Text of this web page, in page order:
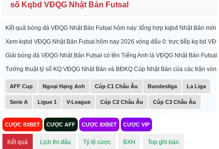
số Kqbd VĐQG Nhật Bản Futsal
Kết quả bóng đá VĐQG Nhật Bản Futsal hôm nay: tổng hợp kqbđ Nhật Bản
Xem kqbd VĐQG Nhật Bản Futsal hôm nay 2026 vòng đấu 0: trực tiếp kq bd
Giải bóng đá VĐQG Nhật Bản Futsal có tên Tiếng Anh là VĐQG Nhật Bản
Tường thuật tỷ số KQ VĐQG Nhật Bản và BĐKQ Cúp Nhật Bản của các trận
AFF Cup Ngoại Hạng Anh Cúp C1 Châu Âu Bundesliga La Liga
Serie A Ligue 1 V-League Cúp C2 Châu Âu Cúp C3 Châu Âu
CƯỢC 8XBET CƯỢC AFF CƯỢC 8XBET CƯỢC VIP
Kết quả Lịch thi đấu Tỷ lệ cược BXH Top ghi bàn